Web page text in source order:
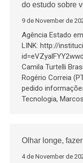
do estudo sobre
9 de November de
Agência Estado
LINK: http://
Camila Turtelli
Rogério Correia
pedido
Tecnologia,
Olhar longe,
4 de November de